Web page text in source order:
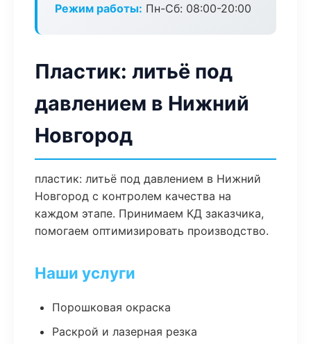
Режим работы: Пн-Сб: 08:00-20:00
Пластик: литьё под
давлением в Нижний
Новгород
пластик: литьё под давлением в Нижний
Новгород с контролем качества на
каждом этапе. Принимаем КД заказчика,
помогаем оптимизировать производство.
Наши услуги
Порошковая окраска
Раскрой и лазерная резка